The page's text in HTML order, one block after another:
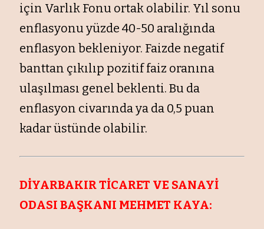
için Varlık Fonu ortak olabilir. Yıl sonu
enflasyonu yüzde 40-50 aralığında
enflasyon bekleniyor. Faizde negatif
banttan çıkılıp pozitif faiz oranına
ulaşılması genel beklenti. Bu da
enflasyon civarında ya da 0,5 puan
kadar üstünde olabilir.
DİYARBAKIR TİCARET VE SANAYİ
ODASI BAŞKANI MEHMET KAYA: